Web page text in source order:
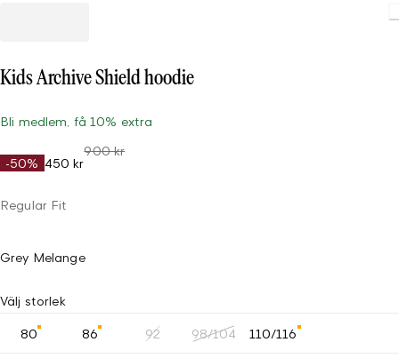
Kids Archive Shield hoodie
Bli medlem, få 10% extra
-50% 450 kr
900 kr
Regular Fit
Grey Melange
Välj storlek
80 86 92 98/104 110/116